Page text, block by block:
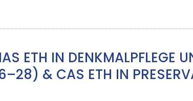
ETH IN DENKMALPFLEGE
& CAS ETH IN